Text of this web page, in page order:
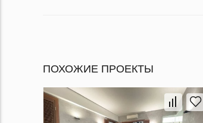
ПОХОЖИЕ ПРОЕКТЫ